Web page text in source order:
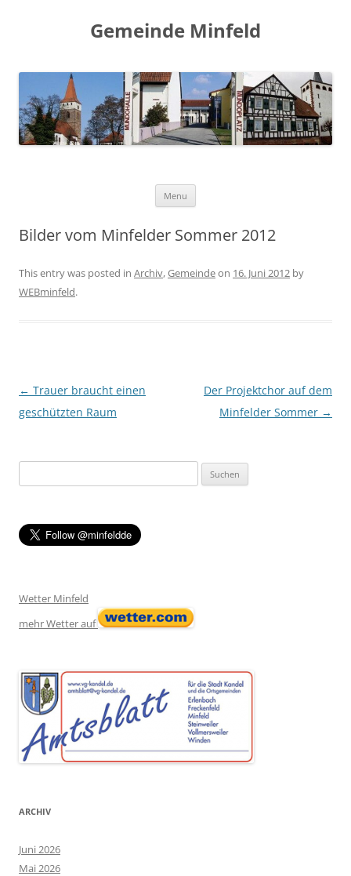
Gemeinde Minfeld
Menu
Bilder vom Minfelder Sommer 2012
This entry was posted in Archiv,Gemeindeon 16. Juni 2012 by
WEBminfeld.
Post navigation
← Trauer braucht einen
geschützten Raum
Der Projektchor auf dem
Minfelder Sommer →
nach:
Wetter Minfeld
mehr Wetter auf
ARCHIV
Juni 2026
Mai 2026